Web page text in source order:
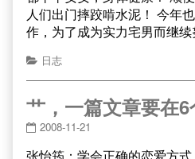
人们出门摔跤啃水泥！ 今年
作，为了成为实力宅男而继续
日志
艹，一篇文章要在
2008-11-21